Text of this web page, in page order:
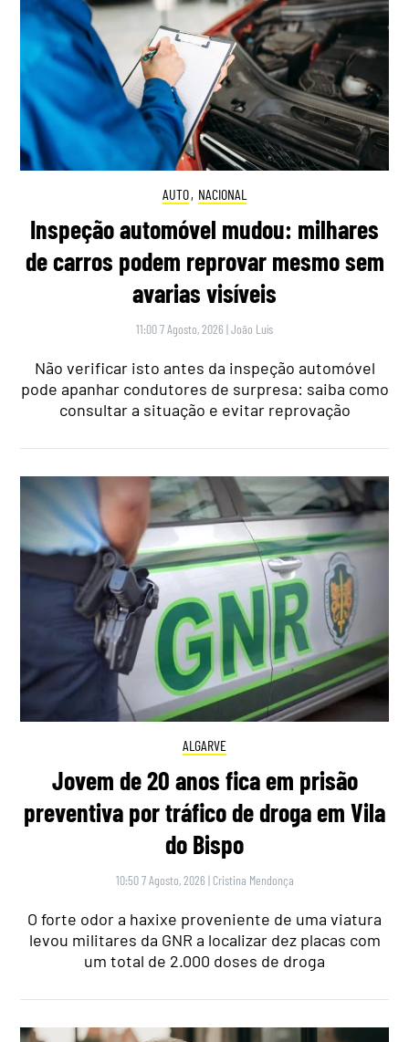
AUTO, NACIONAL
Inspeção automóvel mudou: milhares
de carros podem reprovar mesmo sem
avarias visíveis
11:00 7 Agosto, 2026 |João Luís
Não verificar isto antes da inspeção automóvel
pode apanhar condutores de surpresa: saiba como
consultar a situação e evitar reprovação
ALGARVE
Jovem de 20 anos fica em prisão
preventiva por tráfico de droga em Vila
do Bispo
10:50 7 Agosto, 2026 | Cristina Mendonça
O forte odor a haxixe proveniente de uma viatura
levou militares da GNR a localizar dez placas com
um total de 2.000 doses de droga